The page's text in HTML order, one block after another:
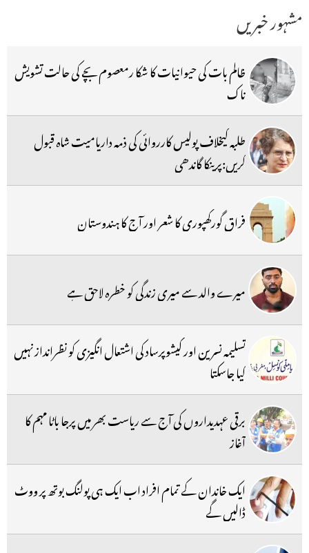
مشہور خبریں
ظالم بات کی حیوانیات کا شکا رمعصوم بچے کی حالت تشویش
ناک
طلبہ کیخلاف پولیس کارروائی کی ذمہ داریامیت شاہ قبول
کریں:پرینکا گاندھی
فراق گورکھپوری کا شعر اور آج کا ہندوستان
میرے والد سے میری زندگی کو خطرہ لاحق ہے
تسلیمہ نسرین اور کیشوپرساد کی اشتعال انگیزی کو نظرانداز نہیں
کیا جاسکتا
برقی عہدیداروں کی آج سے ریاست بھر میں پرجا باٹا مہم کا
آغاز
ایک خاندان کے تمام افراد اب ایک ہی پولنگ بوتھ پر ووٹ
ڈالیں گے